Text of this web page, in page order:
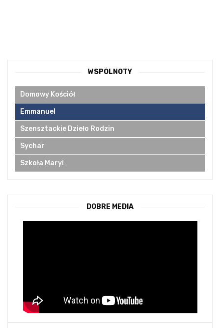
WSPÓLNOTY
Domowy Kościół
Emmanuel
Szensztackie Dzieło Rodzin
Sychar
Szkoła Maryi
DOBRE MEDIA